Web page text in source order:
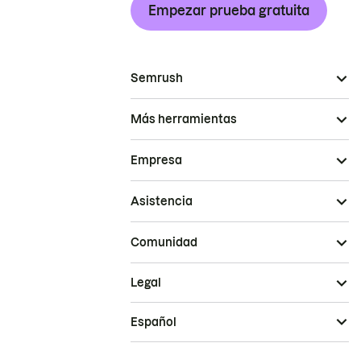
Empezar prueba gratuita
Semrush
Más herramientas
Empresa
Asistencia
Comunidad
Legal
Español